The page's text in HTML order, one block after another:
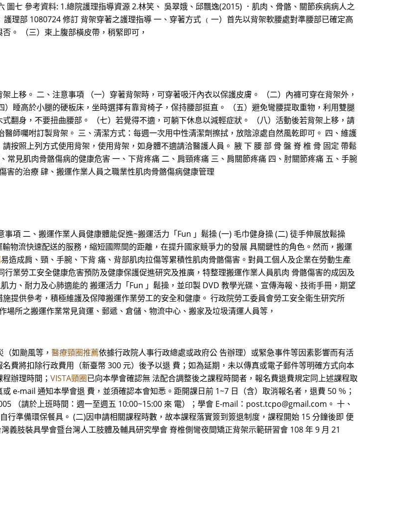
圖七 參考資料: 1.總院護理指導資源 2.林笑、 吳翠娥、邱飄逸(2015) ．肌肉、骨骼、關節疾病病人之
理部 1080724 修訂 背架穿著之護理指導 一、穿著方式 ﹙一）首先以背架軟腰處對準腰部已確定高
。 （三）束上腹部橫皮帶，稍緊即可，
上移。 二、注意事項 （一）穿著背架時，可穿著吸汗內衣以保護皮膚。 （二）內褲可穿在背架外，
睡高於小腿的硬板床，坐時選擇有靠背椅子，保持腰部挺直。 （五）避免彎腰提取重物，利用雙腿
式翻身，不要扭曲腰部。 （七）若覺得不適，可躺下休息以減輕症狀。 （八）活動後若背架上移，請
師囑咐訂製背架。 三、清潔方式：每週一次用中性清潔劑擦拭，放陰涼處自然風乾即可。 四、維護
按照上列方式使用背架，使用背架，如身體不適請洽醫護人員。 腋 下 腰 部 骨 盤 脊 椎 骨 固定 帶鬆
常見肌肉骨骼傷病的健康危害 一、下背疼痛 二、肩頸疼痛 三、肩關節疼痛 四、肘關節疼痛 五、手腕
害的治療 肆、搬運作業人員之職業性肌肉骨骼傷病健康管理
項 二、搬運作業人員健康體能促進~搬運活力「Fun 」鬆操 (一) 毛巾健身操 (二) 徒手伸展放鬆操
物流快速配送的服務，縮短國際間的距離，在提升國家競爭力的發展 具關鍵性的角色。然而，搬運
易造成肩、頸、手腕、下背 痛、背部肌肉拉傷等累積性肌肉骨骼傷害。對員工個人及企業在勞動生產
業勞工安全健康危害預防及健康保護促進研究及推廣，特整理搬運作業人員肌肉 骨骼傷害的成因及
力、耐力及心肺適能的 搬運活力「Fun 」鬆操，並印製 DVD 教學光碟、宣傳海報、技術手冊，期望
提供參考，積極維護及保障搬運作業勞工的安全和健康。 行政院勞工委員會勞工安全衛生研究所
所之搬運作業常見貨運、郵遞、倉儲、物流中心、搬家及垃圾清運人員等，
如颱風等， 醫療頸圈推薦依據行政院人事行政總處或政府公 告辦理）或緊急事件等因素影響而有活
費將扣除行政費用（新臺幣 300 元）後予以退 費；如為延期，未以傳真或電子郵件等明確方式向本
辦理時間； VISTA頸圈已向本學會確認無 法配合調整後之課程時間者，報名費退費規定同上述課程取
e-mail 通知本學會退 費，並須確認本會知悉。距開課日前 1~7 日（含）取消報名者，退費 50 ％；
（請於上班時間：週一至週五 10:00~15:00 來 電）；學會 E-mail：post.tcpo@gmail.com。 十、
行準備環保餐具。 (二)因申請相關課程時數，故本課程落實簽到簽退制度，課程開始 15 分鐘後即 便
義肢裝具學會暨台灣人工肢體及輔具研究學會 脊椎側彎夜間矯正背架示範研習會 108 年 9 月 21